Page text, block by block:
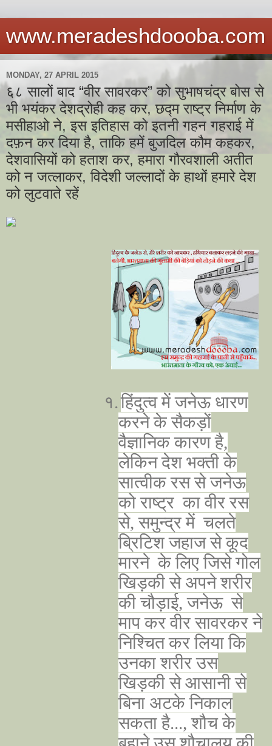
www.meradeshdoooba.com
MONDAY, 27 APRIL 2015
६८ सालों बाद “वीर सावरकर” को सुभाषचंद्र बोस से
भी भयंकर देशद्रोही कह कर, छद्म राष्ट्र निर्माण के
मसीहाओ ने, इस इतिहास को इतनी गहन गहराई में
दफ़न कर दिया है, ताकि हमें बुजदिल कौम कहकर,
देशवासियों को हताश कर, हमारा गौरवशाली अतीत
को न जत्लाकर, विदेशी जल्लादों के हाथों हमारे देश
को लुटवाते रहें
१.हिंदुत्व में जनेऊ धारण
करने के सैकड़ों
वैज्ञानिक कारण है,
लेकिन देश भक्ती के
सात्वीक रस से जनेऊ
को राष्ट्र का वीर रस
से, समुन्द्र में चलते
ब्रिटिश जहाज से कूद
मारने के लिए जिसे गोल
खिड़की से अपने शरीर
की चौड़ाई, जनेऊ से
माप कर वीर सावरकर ने
निश्चित कर लिया कि
उनका शरीर उस
खिड़की से आसानी से
बिना अटके निकाल
सकता है..., शौच के